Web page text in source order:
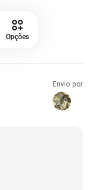
Opções
Envio por